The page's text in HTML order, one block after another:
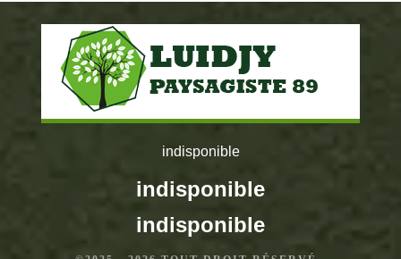
indisponible
indisponible
indisponible